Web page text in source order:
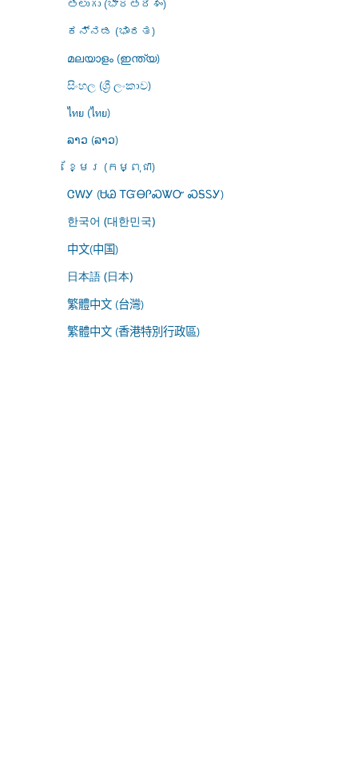
తెలుగు (భారతదేశం)
ಕನ್ನಡ (ಭಾರತ)
മലയാളം (ഇന്ത്യ)
සිංහල (ශ්‍රී ලංකාව)
ไทย (ไทย)
ລາວ (ລາວ)
ខ្មែរ (កម្ពុជា)
ᏣᎳᎩ (ᏌᏊ ᎢᏳᎾᎵᏍᏔᏅ ᏍᎦᏚᎩ)
한국어 (대한민국)
中文(中国)
日本語 (日本)
繁體中文 (台灣)
繁體中文 (香港特別行政區)